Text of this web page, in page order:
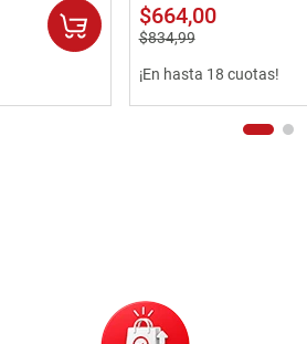
$664,00
$834,99
¡En hasta 18 cuotas!